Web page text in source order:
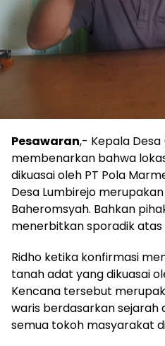
Pesawaran,- Kepala Desa
membenarkan bahwa
dikuasai oleh PT Pola
Desa Lumbirejo
Baheromsyah. Bahkan
menerbitkan sporadik
Ridho ketika konfirmasi
tanah adat yang dikuasai
Kencana tersebut
waris berdasarkan sejarah
semua tokoh masyarakat